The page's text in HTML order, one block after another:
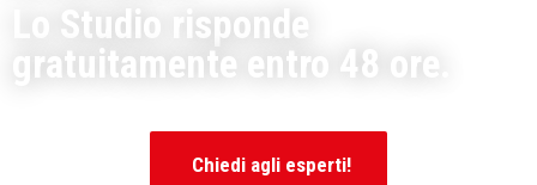
Lo Studio risponde
gratuitamente entro 48 ore.
Chiedi agli esperti!